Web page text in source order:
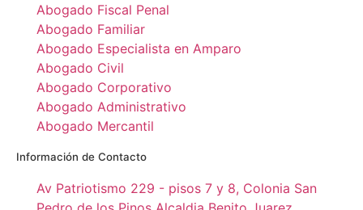
Abogado Fiscal Penal
Abogado Familiar
Abogado Especialista en Amparo
Abogado Civil
Abogado Corporativo
Abogado Administrativo
Abogado Mercantil
Información de Contacto
Av Patriotismo 229 - pisos 7 y 8, Colonia San